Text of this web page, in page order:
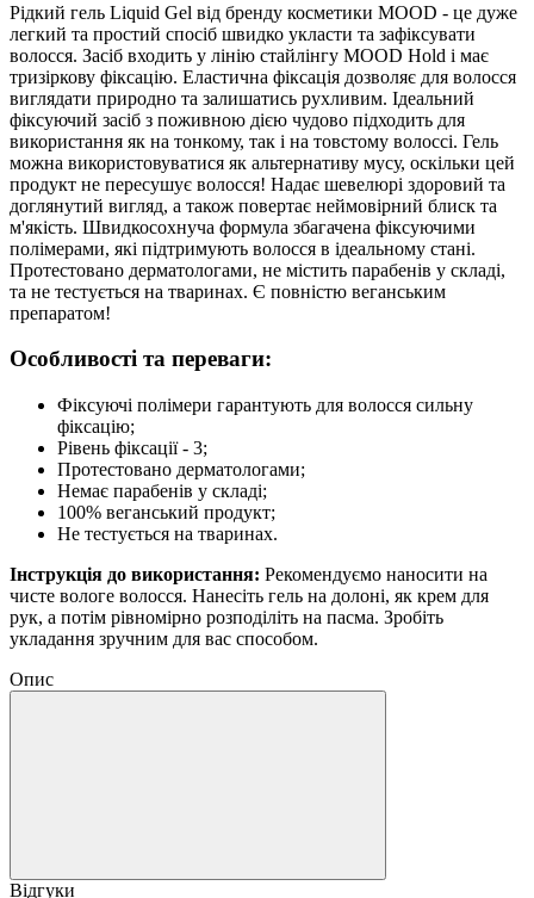
Рідкий гель Liquid Gel від бренду косметики MOOD - це дуже
легкий та простий спосіб швидко укласти та зафіксувати
волосся. Засіб входить у лінію стайлінгу MOOD Hold і має
тризіркову фіксацію. Еластична фіксація дозволяє для волосся
виглядати природно та залишатись рухливим. Ідеальний
фіксуючий засіб з поживною дією чудово підходить для
використання як на тонкому, так і на товстому волоссі. Гель
можна використовуватися як альтернативу мусу, оскільки цей
продукт не пересушує волосся! Надає шевелюрі здоровий та
доглянутий вигляд, а також повертає неймовірний блиск та
м'якість. Швидкосохнуча формула збагачена фіксуючими
полімерами, які підтримують волосся в ідеальному стані.
Протестовано дерматологами, не містить парабенів у складі,
та не тестується на тваринах. Є повністю веганським
препаратом!
Особливості та переваги:
Фіксуючі полімери гарантують для волосся сильну
фіксацію;
Рівень фіксації - 3;
Протестовано дерматологами;
Немає парабенів у складі;
100% веганський продукт;
Не тестується на тваринах.
Інструкція до використання: Рекомендуємо наносити на
чисте вологе волосся. Нанесіть гель на долоні, як крем для
рук, а потім рівномірно розподіліть на пасма. Зробіть
укладання зручним для вас способом.
Опис
Відгуки